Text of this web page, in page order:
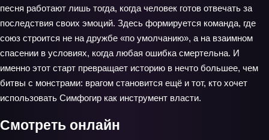
песня работают лишь тогда, когда человек готов отвечать за
последствия своих эмоций. Здесь формируется команда, где
союз строится не на дружбе «по умолчанию», а на взаимном
спасении в условиях, когда любая ошибка смертельна. И
именно этот старт превращает историю в нечто большее, чем
битвы с монстрами: врагом становится ещё и тот, кто хочет
использовать Симфогир как инструмент власти.
Смотреть онлайн